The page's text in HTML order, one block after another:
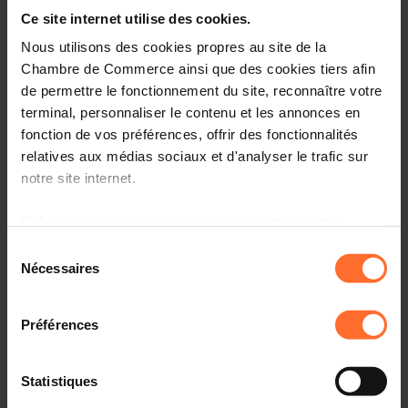
Ce site internet utilise des cookies.
Nous utilisons des cookies propres au site de la
Chambre de Commerce ainsi que des cookies tiers afin
de permettre le fonctionnement du site, reconnaître votre
terminal, personnaliser le contenu et les annonces en
fonction de vos préférences, offrir des fonctionnalités
relatives aux médias sociaux et d'analyser le trafic sur
notre site internet.
à l’exception des cookies strictement nécessaires au
fonctionnement du site. Une description des différents
cookies est accessible sous l’onglet « Détails » ci-
dessus.
Il est précisé que la navigation sur le site et certaines
fonctionnalités (ex : lecture de vidéos, partage sur les
Nécessaires
Préférences
Statistiques
entrepreneurs.
Comment? Participez à une prochaine session « le
vous informera sur l’écosystème, le cadre réglementaire
et les démarches à suivre.
Programme
entrepreneurs au Luxembourg